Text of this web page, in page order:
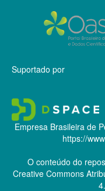
Suportado por
Empresa Brasileira de
https://
O conteúdo do
Creative Commons